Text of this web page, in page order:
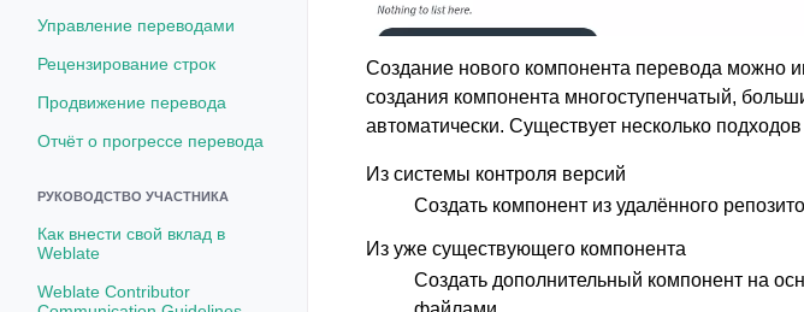
Управление переводами
Рецензирование строк
Продвижение перевода
Отчёт о прогрессе перевода
РУКОВОДСТВО УЧАСТНИКА
Как внести свой вклад в
Weblate
Weblate Contributor
Создание нового компонента перевода
создания компонента многоступенчатый,
автоматически. Существует несколько
Из системы контроля версий
Создать компонент из удалённого
Из уже существующего компонента
Создать дополнительный компонент на